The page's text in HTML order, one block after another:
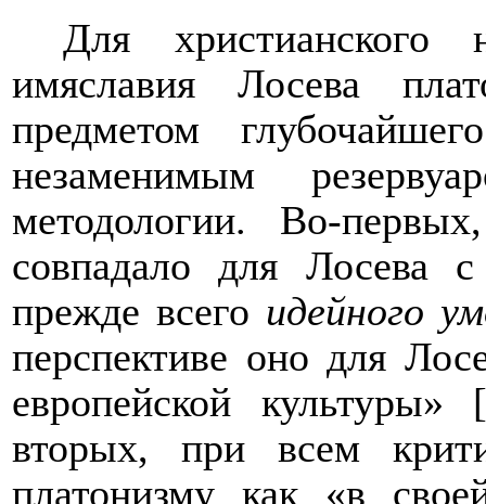
Для христианского
имяславия Лосева
предметом
незаменимым
методологии. Во-
совпадало для Лосева
прежде всего идейного
перспективе оно для
европейской
вторых, при всем
платонизму как «в